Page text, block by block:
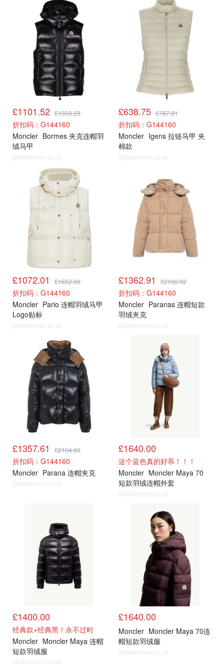
£1101.52 £1359.23
折扣码：G144160
Moncler Bormes 夹克连帽羽
绒马甲
@dealmoon.co.uk
£638.75 £787.91
折扣码：G144160
Moncler Igens 拉链马甲 夹
棉款
@dealmoon.co.uk
£1072.01 £1652.00
折扣码：G144160
Moncler Pario 连帽羽绒马甲
Logo贴标
@dealmoon.co.uk
£1362.91 £2100.92
折扣码：G144160
Moncler Paranas 连帽短款
羽绒夹克
@dealmoon.co.uk
£1357.61 £2104.66
折扣码：G144160
Moncler Parana 连帽夹克
@dealmoon.co.uk
£1640.00
这个蓝色真的好乖！！！
Moncler Moncler Maya 70
短款羽绒连帽外套
@dealmoon.co.uk
£1400.00
经典款+经典黑！永不过时
Moncler Moncler Maya 连帽
短款羽绒服
@dealmoon.co.uk
£1640.00
Moncler Moncler Maya 70连
帽短款羽绒服
@dealmoon.co.uk